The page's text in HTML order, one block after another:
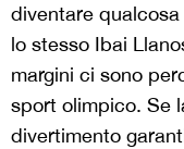
diventare
lo stesso Ibai
margini ci sono
sport olimpico. Se
divertimento